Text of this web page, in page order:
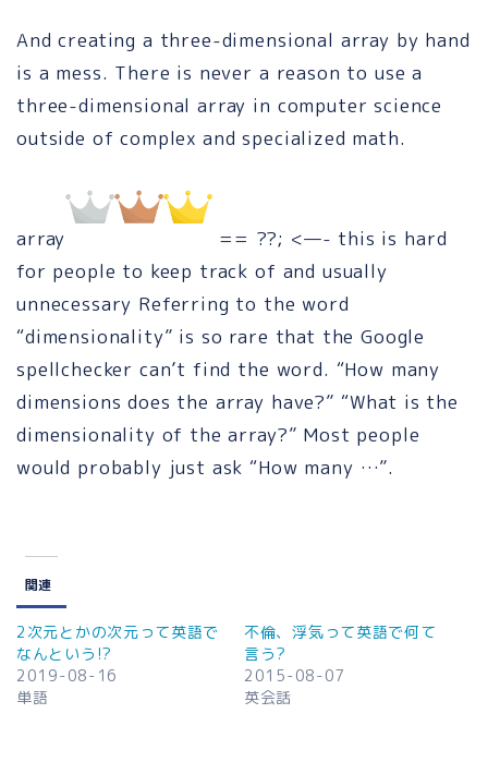
And creating a three-dimensional array by hand
is a mess. There is never a reason to use a
three-dimensional array in computer science
outside of complex and specialized math.
array
== ??; <—- this is hard
for people to keep track of and usually
unnecessary Referring to the word
“dimensionality” is so rare that the Google
spellchecker can’t find the word. “How many
dimensions does the array have?” “What is the
dimensionality of the array?” Most people
would probably just ask “How many …”.
関連
2次元とかの次元って英語で
なんという!?
2019-08-16
単語
不倫、浮気って英語で何て
言う?
2015-08-07
英会話